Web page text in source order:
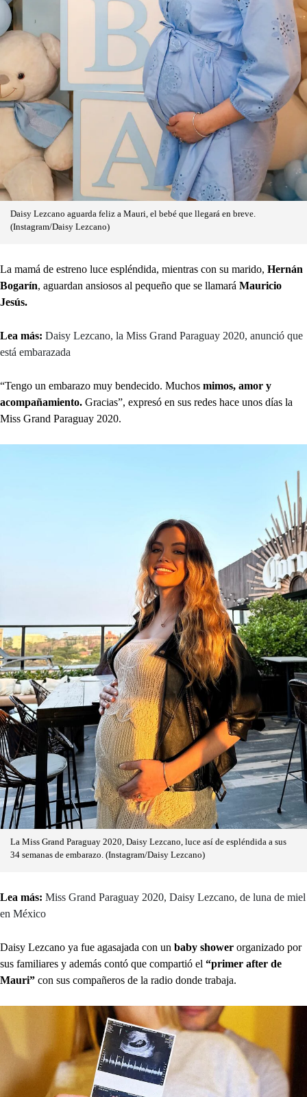
Daisy Lezcano aguarda feliz a Mauri, el bebé que llegará en breve.
(Instagram/Daisy Lezcano)
La mamá de estreno luce espléndida, mientras con su marido, Hernán
Bogarín, aguardan ansiosos al pequeño que se llamará Mauricio
Jesús.
Lea más: Daisy Lezcano, la Miss Grand Paraguay 2020, anunció que
está embarazada
“Tengo un embarazo muy bendecido. Muchos mimos, amor y
acompañamiento. Gracias”, expresó en sus redes hace unos días la
Miss Grand Paraguay 2020.
La Miss Grand Paraguay 2020, Daisy Lezcano, luce así de espléndida a sus
34 semanas de embarazo. (Instagram/Daisy Lezcano)
Lea más: Miss Grand Paraguay 2020, Daisy Lezcano, de luna de miel
en México
Daisy Lezcano ya fue agasajada con un baby shower organizado por
sus familiares y además contó que compartió el “primer after de
Mauri” con sus compañeros de la radio donde trabaja.